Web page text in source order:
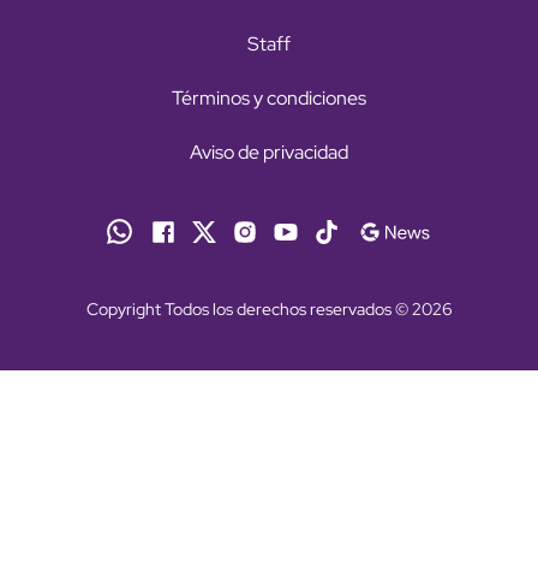
Staff
Términos y condiciones
Aviso de privacidad
Copyright Todos los derechos reservados © 2026